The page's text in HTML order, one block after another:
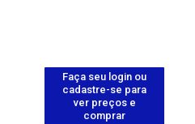
Faça seu login ou
cadastre-se para
ver preços e
comprar